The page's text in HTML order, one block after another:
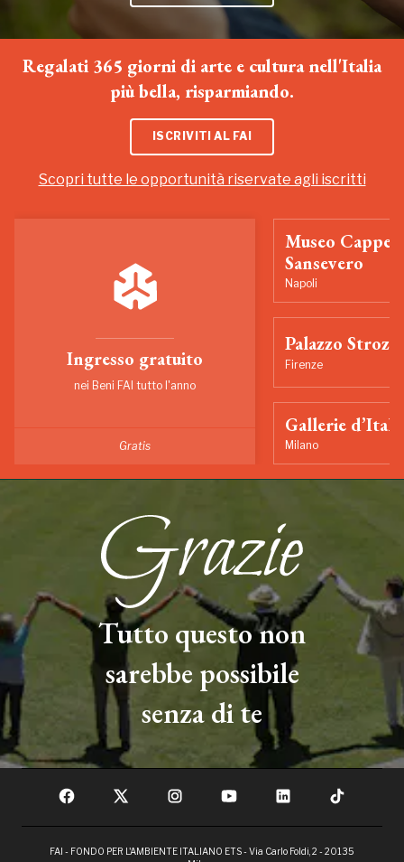
Regalati 365 giorni di arte e cultura nell'Italia
più bella, risparmiando.
ISCRIVITI AL FAI
Scopri tutte le opportunità riservate agli iscritti
Ingresso gratuito
nei Beni FAI tutto l'anno
Gratis
Museo
Sansevero
Napoli
Palazzo Strozzi
Firenze
Gallerie
Milano
Tutto questo non
sarebbe possibile
senza di te
FAI - FONDO PER L'AMBIENTE ITALIANO ETS - Via Carlo Foldi, 2 - 20135